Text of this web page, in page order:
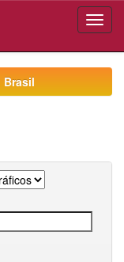
Brasil